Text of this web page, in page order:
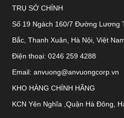
TRỤ SỞ CHÍNH
Số 19 Ngách 160/7 Đường Lương
Bắc, Thanh Xuân, Hà Nội, Việt
Điện thoại: 0246 259 4288
Email: anvuong@anvuongcorp.vn
KHO HÀNG CHÍNH HÃNG
KCN Yên Nghĩa ,Quận Hà Đông,